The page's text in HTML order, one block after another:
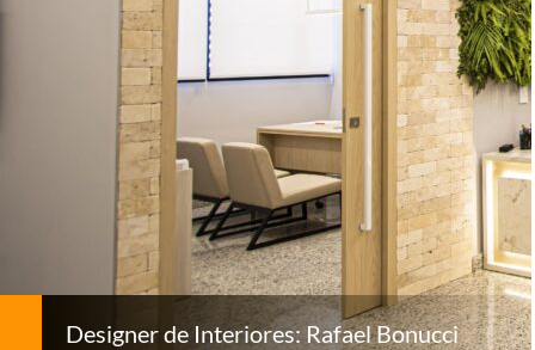
Designer de Interiores: Rafael Bonucci